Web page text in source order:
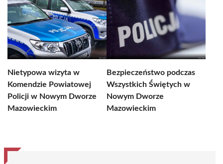
Nietypowa wizyta w
Komendzie Powiatowej
Policji w Nowym Dworze
Mazowieckim
Bezpieczeństwo podczas
Wszystkich Świętych w
Nowym Dworze
Mazowieckim